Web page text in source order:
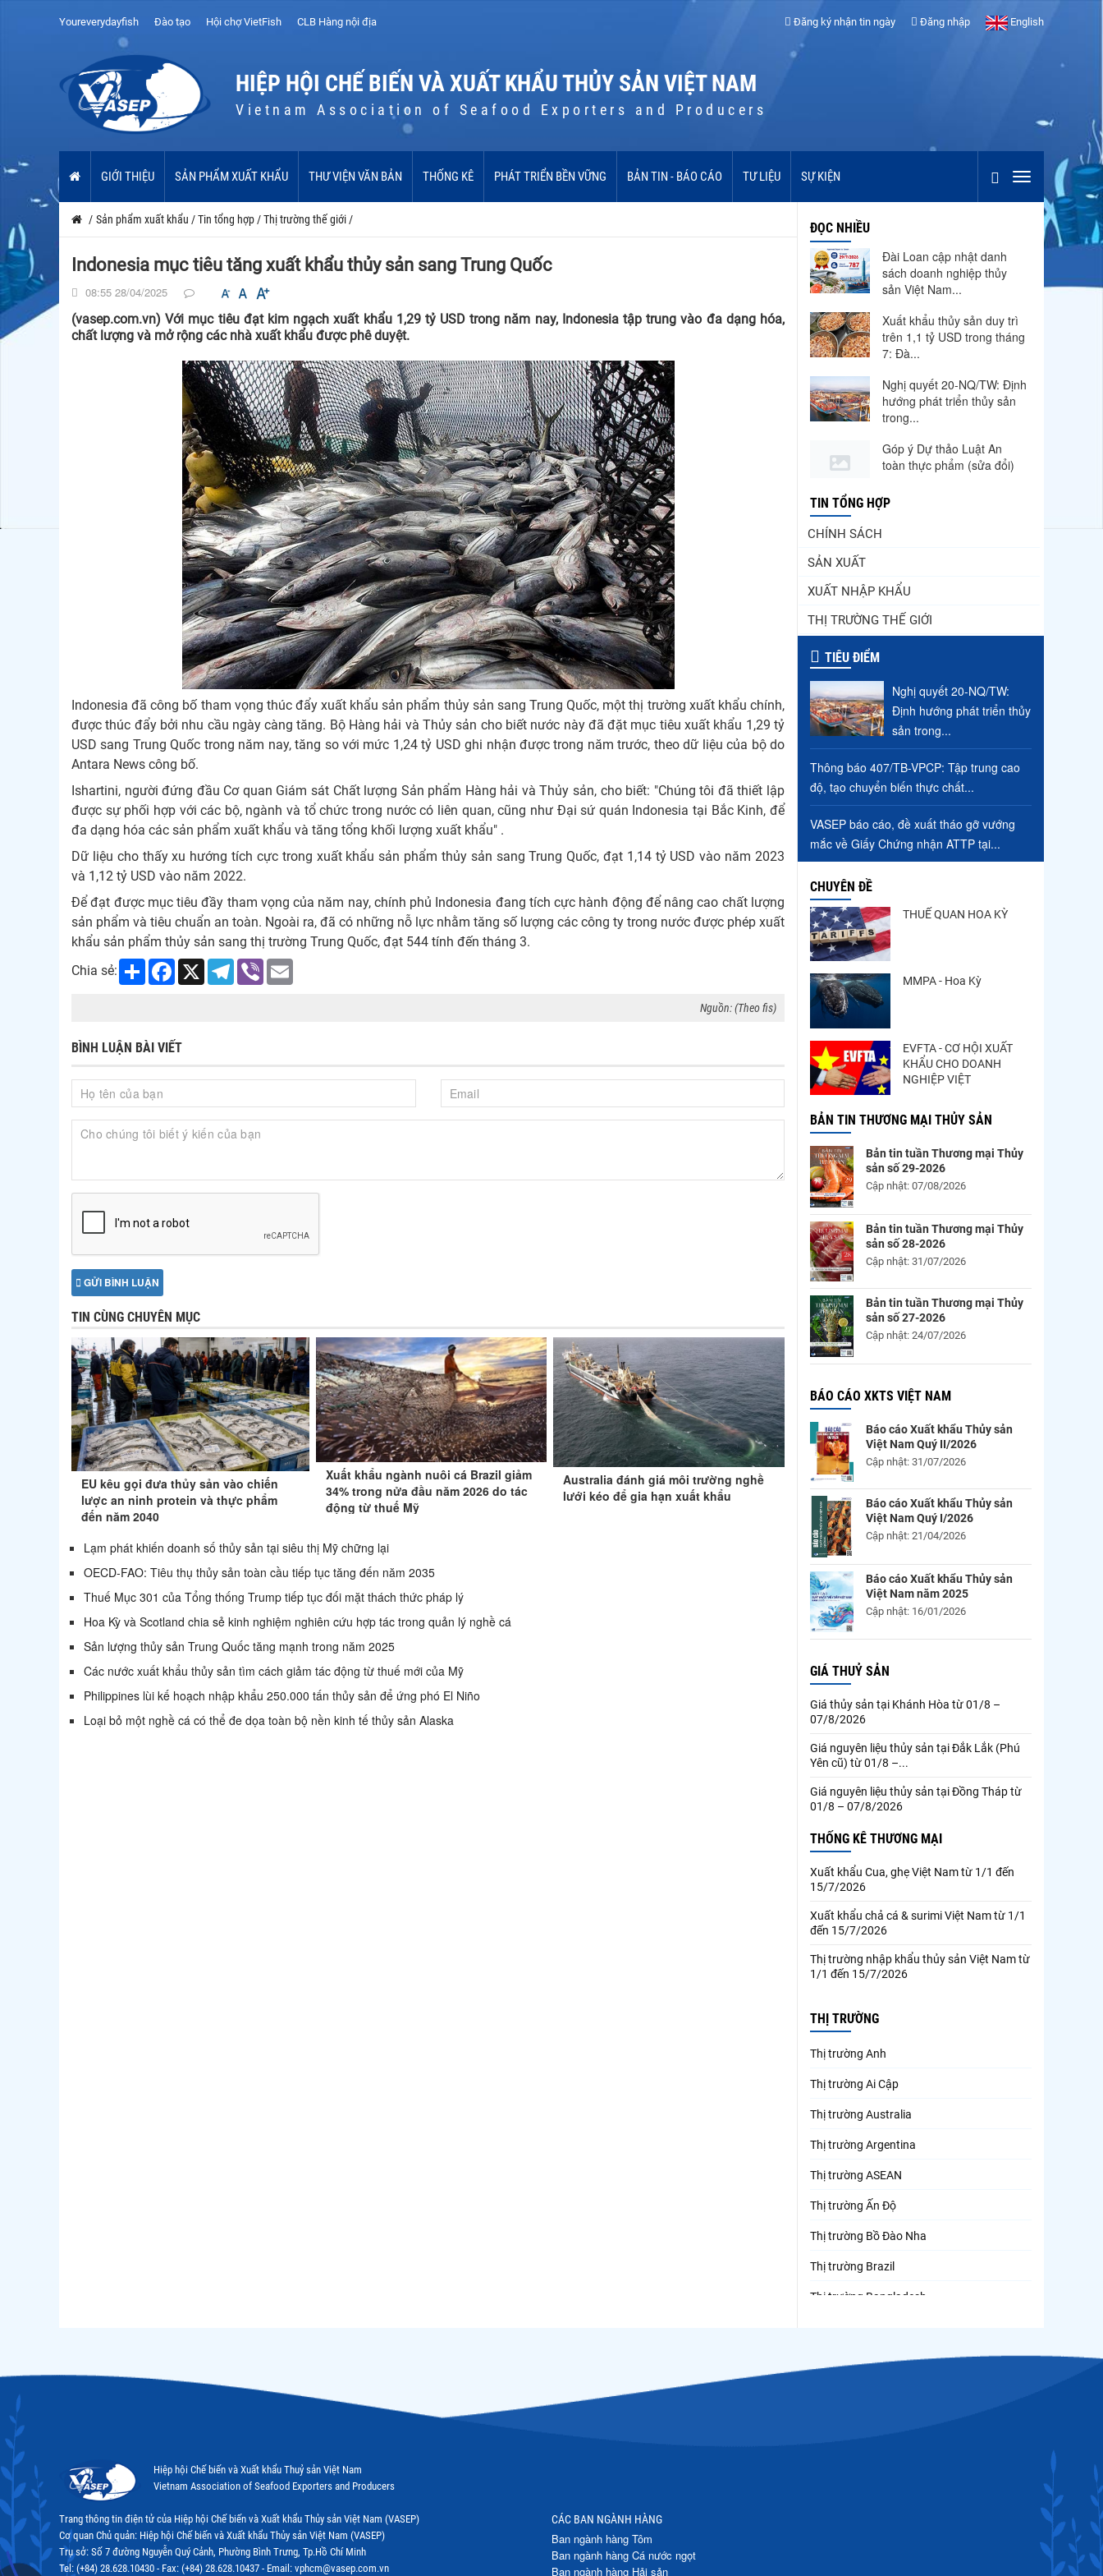
Youreverydayfish Đào tạo Hội chợ VietFish CLB Hàng nội địa Đăng ký nhận tin ngày Đăng nhập English
HIỆP HỘI CHẾ BIẾN VÀ XUẤT KHẨU THỦY SẢN VIỆT NAM
Vietnam Association of Seafood Exporters and Producers
GIỚI THIỆU SẢN PHẨM XUẤT KHẨU THƯ VIỆN VĂN BẢN THỐNG KÊ PHÁT TRIỂN BỀN VỮNG BẢN TIN - BÁO CÁO TƯ LIỆU SỰ KIỆN
/ Sản phẩm xuất khẩu /Tin tổng hợp /Thị trường thế giới /
Indonesia mục tiêu tăng xuất khẩu thủy sản sang Trung Quốc
08:55 28/04/2025
(vasep.com.vn) Với mục tiêu đạt kim ngạch xuất khẩu 1,29 tỷ USD trong năm nay, Indonesia tập trung vào đa dạng hóa,
chất lượng và mở rộng các nhà xuất khẩu được phê duyệt.
Indonesia đã công bố tham vọng thúc đẩy xuất khẩu sản phẩm thủy sản sang Trung Quốc, một thị trường xuất khẩu chính,
được thúc đẩy bởi nhu cầu ngày càng tăng. Bộ Hàng hải và Thủy sản cho biết nước này đã đặt mục tiêu xuất khẩu 1,29 tỷ
USD sang Trung Quốc trong năm nay, tăng so với mức 1,24 tỷ USD ghi nhận được trong năm trước, theo dữ liệu của bộ do
Antara News công bố.
Ishartini, người đứng đầu Cơ quan Giám sát Chất lượng Sản phẩm Hàng hải và Thủy sản, cho biết: "Chúng tôi đã thiết lập
được sự phối hợp với các bộ, ngành và tổ chức trong nước có liên quan, cũng như Đại sứ quán Indonesia tại Bắc Kinh, để
đa dạng hóa các sản phẩm xuất khẩu và tăng tổng khối lượng xuất khẩu" .
Dữ liệu cho thấy xu hướng tích cực trong xuất khẩu sản phẩm thủy sản sang Trung Quốc, đạt 1,14 tỷ USD vào năm 2023
và 1,12 tỷ USD vào năm 2022.
Để đạt được mục tiêu đầy tham vọng của năm nay, chính phủ Indonesia đang tích cực hành động để nâng cao chất lượng
sản phẩm và tiêu chuẩn an toàn. Ngoài ra, đã có những nỗ lực nhằm tăng số lượng các công ty trong nước được phép xuất
khẩu sản phẩm thủy sản sang thị trường Trung Quốc, đạt 544 tính đến tháng 3.
Chia sẻ:
Share Facebook
X Telegram
Viber
Nguồn: (Theo fis)
BÌNH LUẬN BÀI VIẾT
GỬI BÌNH LUẬN
TIN CÙNG CHUYÊN MỤC
EU kêu gọi đưa thủy sản vào chiến
lược an ninh protein và thực phẩm
đến năm 2040
Xuất khẩu ngành nuôi cá Brazil giảm
34% trong nửa đầu năm 2026 do tác
động từ thuế Mỹ
Australia đánh giá môi trường nghề
lưới kéo để gia hạn xuất khẩu
Lạm phát khiến doanh số thủy sản tại siêu thị Mỹ chững lại
OECD-FAO: Tiêu thụ thủy sản toàn cầu tiếp tục tăng đến năm 2035
Thuế Mục 301 của Tổng thống Trump tiếp tục đối mặt thách thức pháp lý
Hoa Kỳ và Scotland chia sẻ kinh nghiệm nghiên cứu hợp tác trong quản lý nghề cá
Sản lượng thủy sản Trung Quốc tăng mạnh trong năm 2025
Các nước xuất khẩu thủy sản tìm cách giảm tác động từ thuế mới của Mỹ
Philippines lùi kế hoạch nhập khẩu 250.000 tấn thủy sản để ứng phó El Niño
Loại bỏ một nghề cá có thể đe dọa toàn bộ nền kinh tế thủy sản Alaska
ĐỌC NHIỀU
Đài Loan cập nhật danh
sách doanh nghiệp thủy
sản Việt Nam...
Xuất khẩu thủy sản duy trì
trên 1,1 tỷ USD trong tháng
7: Đà...
Nghị quyết 20-NQ/TW: Định
hướng phát triển thủy sản
trong...
Góp ý Dự thảo Luật An
toàn thực phẩm (sửa đổi)
Thuế Mục 301 và bài toán
phi Trung Quốc tiếp tục
tăng
Xuất khẩu cá tra sang
CPTPP: Mở rộng cơ hội cho
hàng giá trị...
nhập khẩu mực, trong khi
nguồn cung...
Điểm tin thủy sản thế giới
ngày 3/8/2026
TIN TỔNG HỢP
CHÍNH SÁCH
SẢN XUẤT
XUẤT NHẬP KHẨU
THỊ TRƯỜNG THẾ GIỚI
TIÊU ĐIỂM
Nghị quyết 20-NQ/TW:
Định hướng phát triển thủy
sản trong...
Thông báo 407/TB-VPCP: Tập trung cao
độ, tạo chuyển biến thực chất...
VASEP báo cáo, đề xuất tháo gỡ vướng
mắc về Giấy Chứng nhận ATTP tại...
CHUYÊN ĐỀ
THUẾ QUAN HOA KỲ
MMPA - Hoa Kỳ
EVFTA - CƠ HỘI XUẤT
KHẨU CHO DOANH
NGHIỆP VIỆT
BẢN TIN THƯƠNG MẠI THỦY SẢN
Bản tin tuần Thương mại Thủy
sản số 29-2026
Cập nhật: 07/08/2026
Bản tin tuần Thương mại Thủy
sản số 28-2026
Cập nhật: 31/07/2026
Bản tin tuần Thương mại Thủy
sản số 27-2026
Cập nhật: 24/07/2026
BÁO CÁO XKTS VIỆT NAM
Báo cáo Xuất khẩu Thủy sản
Việt Nam Quý II/2026
Cập nhật: 31/07/2026
Báo cáo Xuất khẩu Thủy sản
Việt Nam Quý I/2026
Cập nhật: 21/04/2026
Báo cáo Xuất khẩu Thủy sản
Việt Nam năm 2025
Cập nhật: 16/01/2026
GIÁ THUỶ SẢN
Giá thủy sản tại Khánh Hòa từ 01/8 –
07/8/2026
Giá nguyên liệu thủy sản tại Đắk Lắk (Phú
Yên cũ) từ 01/8 –...
Giá nguyên liệu thủy sản tại Đồng Tháp từ
01/8 – 07/8/2026
THỐNG KÊ THƯƠNG MẠI
Xuất khẩu Cua, ghẹ Việt Nam từ 1/1 đến
15/7/2026
Xuất khẩu chả cá & surimi Việt Nam từ 1/1
đến 15/7/2026
Thị trường nhập khẩu thủy sản Việt Nam từ
1/1 đến 15/7/2026
THỊ TRƯỜNG
Thị trường Anh
Thị trường Ai Cập
Thị trường Australia
Thị trường Argentina
Thị trường ASEAN
Thị trường Ấn Độ
Thị trường Bồ Đào Nha
Thị trường Brazil
Thị trường Bangladesh
Thị trường Canada
Hiệp hội Chế biến và Xuất khẩu Thuỷ sản Việt Nam
Vietnam Association of Seafood Exporters and Producers
Trang thông tin điện tử của Hiệp hội Chế biến và Xuất khẩu Thủy sản Việt Nam (VASEP)
Cơ quan Chủ quản: Hiệp hội Chế biến và Xuất khẩu Thủy sản Việt Nam (VASEP)
Trụ sở: Số 7 đường Nguyễn Quý Cảnh, Phường Bình Trưng, Tp.Hồ Chí Minh
Tel: (+84) 28.628.10430 - Fax: (+84) 28.628.10437 - Email: vphcm@vasep.com.vn
CÁC BAN NGÀNH HÀNG
Ban ngành hàng Tôm
Ban ngành hàng Cá nước ngọt
Ban ngành hàng Hải sản